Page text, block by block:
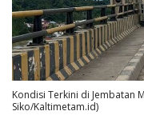
Kondisi Terkini di Jembatan
Siko/Kaltimetam.id)